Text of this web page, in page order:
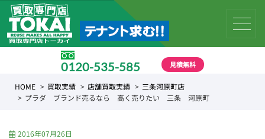
0120-535-585 見積無料
HOME 買取実績 店舗買取実績
三条河原町店
プラダ ブランド売るなら 高く売りたい 三条 河原町
2016年07月26日